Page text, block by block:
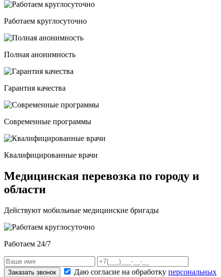
Работаем круглосуточно
Полная анонимность
Гарантия качества
Современные программы
Квалифицированные врачи
Медицинская перевозка по городу и
области
Действуют мобильные медицинские бригады
Работаем 24/7
Заказать звонок Даю согласие на обработку персональных